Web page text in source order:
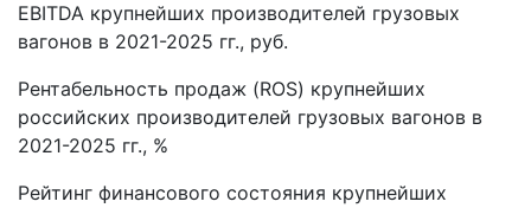
EBITDA крупнейших производителей грузовых
вагонов в 2021-2025 гг., руб.
Рентабельность продаж (ROS) крупнейших
российских производителей грузовых вагонов в
2021-2025 гг., %
Рейтинг финансового состояния крупнейших